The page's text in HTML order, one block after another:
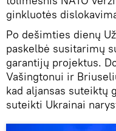
ginkluotės
Po dešimties dienų
paskelbė susitarimų
garantijų projektus.
Vašingtonui ir
kad aljansas suteiktų
suteikti Ukrainai